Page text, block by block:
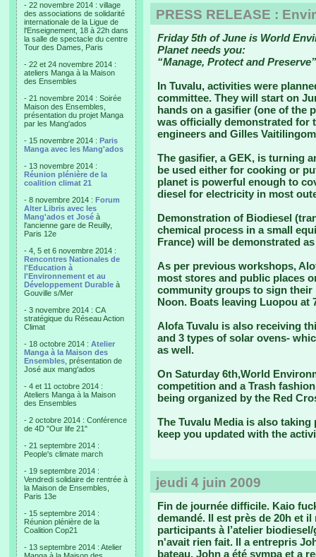
- 22 novembre 2014 : village
des associations de solidarité
internationale de la Ligue de
l'Enseignement, 18 à 22h dans
la salle de spectacle du centre
Tour des Dames, Paris
- 22 et 24 novembre 2014 :
ateliers Manga à la Maison
des Ensembles
- 21 novembre 2014 : Soirée
Maison des Ensembles,
présentation du projet Manga
par les Mang'ados
- 15 novembre 2014 : Paris
Manga avec les Mang'ados
- 13 novembre 2014 :
Réunion plénière de la
coalition climat 21
- 8 novembre 2014 : Forum
Alter Libris avec les
Mang'ados et José à
l'ancienne gare de Reuilly,
Paris 12e
- 4, 5 et 6 novembre 2014 :
Rencontres Nationales de
l'Education à
l'Environnement et au
Développement Durable à
Gouville s/Mer
- 3 novembre 2014 : CA
stratégique du Réseau Action
Climat
- 18 octobre 2014 : Atelier
Manga à la Maison des
Ensembles , présentation de
José aux mang'ados
- 4 et 11 octobre 2014 :
Ateliers Manga à la Maison
des Ensembles
- 2 octobre 2014 : Conférence
de 4D "Our life 21"
- 21 septembre 2014 :
People's climate march
- 19 septembre 2014 :
Vendredi solidaire de rentrée à
la Maison de Ensembles,
Paris 13e
- 15 septembre 2014 :
Réunion plénière de la
Coalition Cop21
- 13 septembre 2014 : Atelier
PRESS RELEASE :
Friday 5th of June is World
Planet needs you:
“Manage, Protect and
In Tuvalu, activities were
committee. They will start on
hands on a gasifier (one of the
was officially demonstrated for
engineers and Gilles
The gasifier, a GEK, is turning
be used either for cooking or
planet is powerful enough to
diesel for electricity in most
Demonstration of Biodiesel
chemical process in a small
France) will be demonstrated
As per previous workshops,
most stores and public places
community groups to sign their
Noon. Boats leaving Luopou at
Alofa Tuvalu is also receiving
and 3 types of solar ovens-
as well.
On Saturday 6th,World
competition and a Trash
being organized by the Red
The Tuvalu Media is also
keep you updated with the
jeudi 4 juin 2009
Fin de journée difficile. Kaio
demandé. Il est près de 20h et
participants à l’atelier
n'avait rien fait. Il a entrepris
bateau. John a été sympa et a